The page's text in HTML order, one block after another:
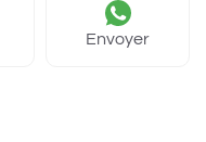
Envoyer